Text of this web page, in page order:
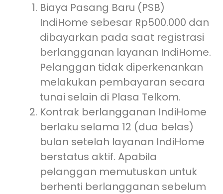
Biaya Pasang Baru (PSB)
IndiHome sebesar Rp500.000 dan
dibayarkan pada saat registrasi
berlangganan layanan IndiHome.
Pelanggan tidak diperkenankan
melakukan pembayaran secara
tunai selain di Plasa Telkom.
Kontrak berlangganan IndiHome
berlaku selama 12 (dua belas)
bulan setelah layanan IndiHome
berstatus aktif. Apabila
pelanggan memutuskan untuk
berhenti berlangganan sebelum